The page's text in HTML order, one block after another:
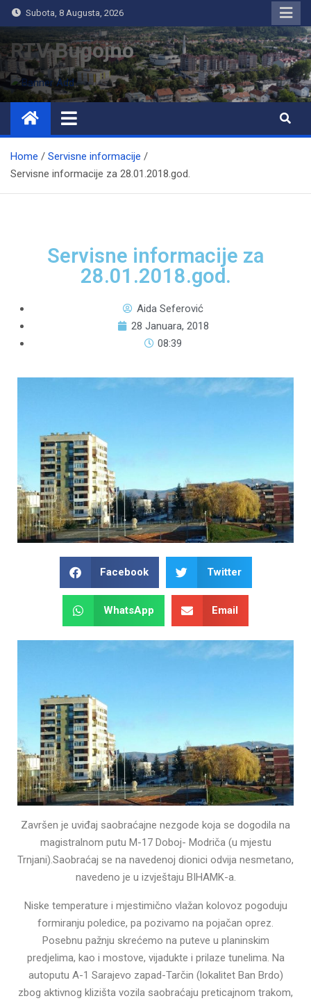
Subota, 8 Augusta, 2026
RTV Bugojno
Home
Servisne informacije
Servisne informacije za 28.01.2018.god.
Servisne informacije za
28.01.2018.god.
Aida Seferović
28 Januara, 2018
08:39
Facebook Twitter
WhatsApp Email
Završen je uviđaj saobraćajne nezgode koja se dogodila na
magistralnom putu M-17 Doboj- Modriča (u mjestu
Trnjani).Saobraćaj se na navedenoj dionici odvija nesmetano,
navedeno je u izvještaju BIHAMK-a.
Niske temperature i mjestimično vlažan kolovoz pogoduju
formiranju poledice, pa pozivamo na pojačan oprez.
Posebnu pažnju skrećemo na puteve u planinskim
predjelima, kao i mostove, vijadukte i prilaze tunelima. Na
autoputu A-1 Sarajevo zapad-Tarčin (lokalitet Ban Brdo)
zbog aktivnog klizišta vozila saobraćaju preticajnom trakom,